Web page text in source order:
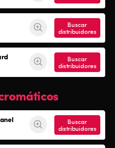
Buscar
distribuidores
Buscar
distribuidores
Buscar
distribuidores